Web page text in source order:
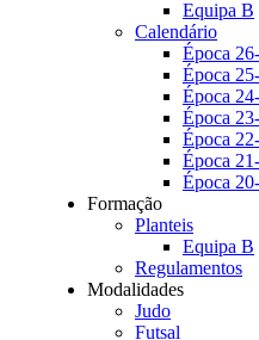
Equipa B
Calendário
Época
Época
Época
Época
Época
Época
Época
Formação
Planteis
Equipa B
Regulamentos
Modalidades
Judo
Futsal